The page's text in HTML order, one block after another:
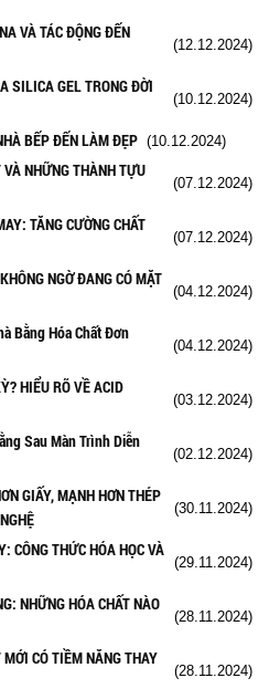
VÀ TÁC ĐỘNG ĐẾN
(12.12.2024)
SILICA GEL TRONG ĐỜI
(10.12.2024)
BẾP ĐẾN LÀM ĐẸP (10.12.2024)
NHỮNG THÀNH TỰU
(07.12.2024)
TĂNG CƯỜNG CHẤT
(07.12.2024)
NGỜ ĐANG CÓ MẶT
(04.12.2024)
Bằng Hóa Chất Đơn
(04.12.2024)
HIỂU RÕ VỀ ACID
(03.12.2024)
Sau Màn Trình Diễn
(02.12.2024)
GIẤY, MẠNH HƠN THÉP
(30.11.2024)
CÔNG THỨC HÓA HỌC VÀ
(29.11.2024)
NHỮNG HÓA CHẤT NÀO
(28.11.2024)
CÓ TIỀM NĂNG THAY
(28.11.2024)